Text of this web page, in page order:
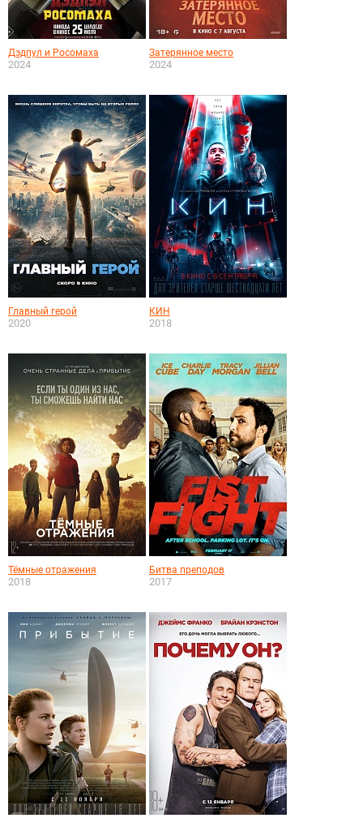
Дэдпул и Росомаха
2024
Затерянное место
2024
Главный герой
2020
КИН
2018
Тёмные отражения
2018
Битва преподов
2017